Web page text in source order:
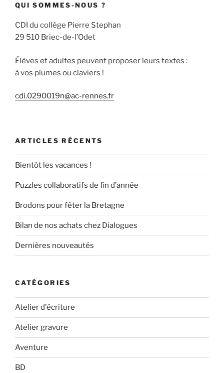
QUI SOMMES-NOUS ?
CDI du collège Pierre Stephan
29 510 Briec-de-l’Odet
Élèves et adultes peuvent proposer leurs textes :
à vos plumes ou claviers !
cdi.0290019n@ac-rennes.fr
ARTICLES RÉCENTS
Bientôt les vacances !
Puzzles collaboratifs de fin d’année
Brodons pour fêter la Bretagne
Bilan de nos achats chez Dialogues
Dernières nouveautés
CATÉGORIES
Atelier d'écriture
Atelier gravure
Aventure
BD